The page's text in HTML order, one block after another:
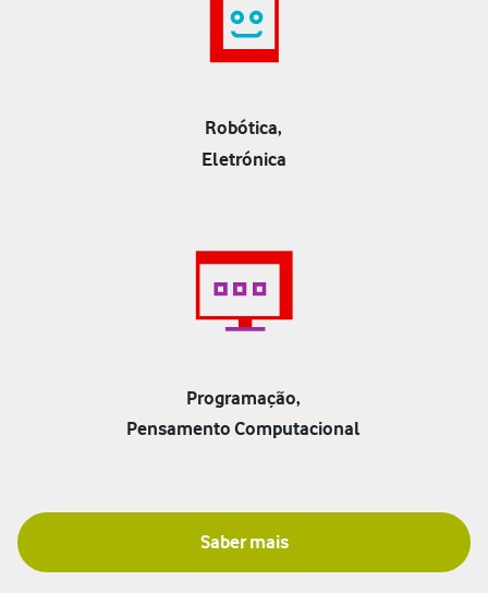
Robótica,
Eletrónica
Programação,
Pensamento Computacional
Saber mais